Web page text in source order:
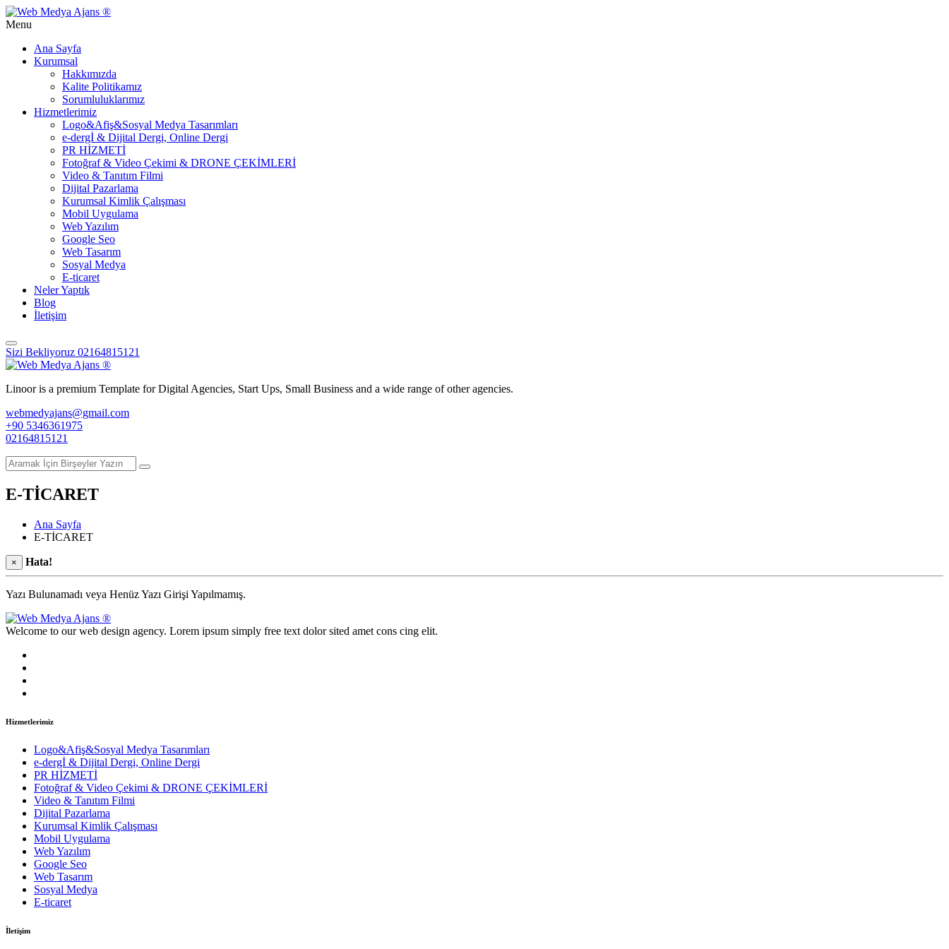
Menu
Ana Sayfa
Kurumsal
Hakkımızda
Kalite Politikamız
Sorumluluklarımız
Hizmetlerimiz
Logo&Afiş&Sosyal Medya Tasarımları
e-dergİ & Dijital Dergi, Online Dergi
PR HİZMETİ
Fotoğraf & Video Çekimi & DRONE ÇEKİMLERİ
Video & Tanıtım Filmi
Dijital Pazarlama
Kurumsal Kimlik Çalışması
Mobil Uygulama
Web Yazılım
Google Seo
Web Tasarım
Sosyal Medya
E-ticaret
Neler Yaptık
Blog
İletişim
Sizi Bekliyoruz 02164815121
Linoor is a premium Template for Digital Agencies, Start Ups, Small Business and a wide range of other agencies.
webmedyajans@gmail.com
+90 5346361975
02164815121
E-TİCARET
Ana Sayfa
E-TİCARET
× Hata!
Yazı Bulunamadı veya Henüz Yazı Girişi Yapılmamış.
Welcome to our web design agency. Lorem ipsum simply free text dolor sited amet cons cing elit.
Hizmetlerimiz
Logo&Afiş&Sosyal Medya Tasarımları
e-dergİ & Dijital Dergi, Online Dergi
PR HİZMETİ
Fotoğraf & Video Çekimi & DRONE ÇEKİMLERİ
Video & Tanıtım Filmi
Dijital Pazarlama
Kurumsal Kimlik Çalışması
Mobil Uygulama
Web Yazılım
Google Seo
Web Tasarım
Sosyal Medya
E-ticaret
İletişim